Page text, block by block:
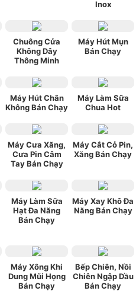
Inox
Chuông Cửa
Không Dây
Thông Minh
Máy Hút Mụn
Bán Chạy
Máy Hút Chân
Không Bán Chạy
Máy Làm Sữa
Chua Hot
Máy Cưa Xăng,
Cưa Pin Câm
Tay Bán Chạy
Máy Cắt Cỏ Pin,
Xăng Bán Chạy
Máy Làm Sữa
Hạt Đa Năng
Bán Chạy
Máy Xay Khô Đa
Năng Bán Chạy
Máy Xông Khi
Dung Mũi Họng
Bán Chạy
Bếp Chiên, Nồi
Chiên Ngập Dầu
Bán Chạy